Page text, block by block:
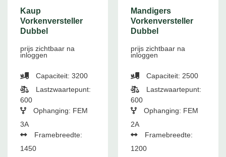
Kaup
Vorkenversteller
Dubbel
prijs zichtbaar na
inloggen
Capaciteit: 3200
Lastzwaartepunt:
600
Ophanging: FEM
3A
Framebreedte:
1450
Mandigers
Vorkenversteller
Dubbel
prijs zichtbaar na
inloggen
Capaciteit: 2500
Lastzwaartepunt:
600
Ophanging: FEM
2A
Framebreedte:
1200